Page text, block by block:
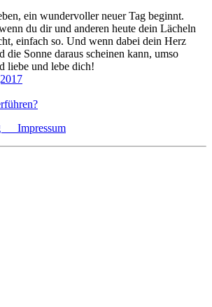
ein wundervoller neuer Tag beginnt.
du dir und anderen heute dein Lächeln
einfach so. Und wenn dabei dein Herz
die Sonne daraus scheinen kann, umso
liebe und lebe dich!
Impressum